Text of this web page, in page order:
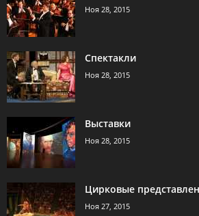
Ноя 28, 2015
Спектакли
Ноя 28, 2015
Выставки
Ноя 28, 2015
Цирковые
Ноя 27, 2015